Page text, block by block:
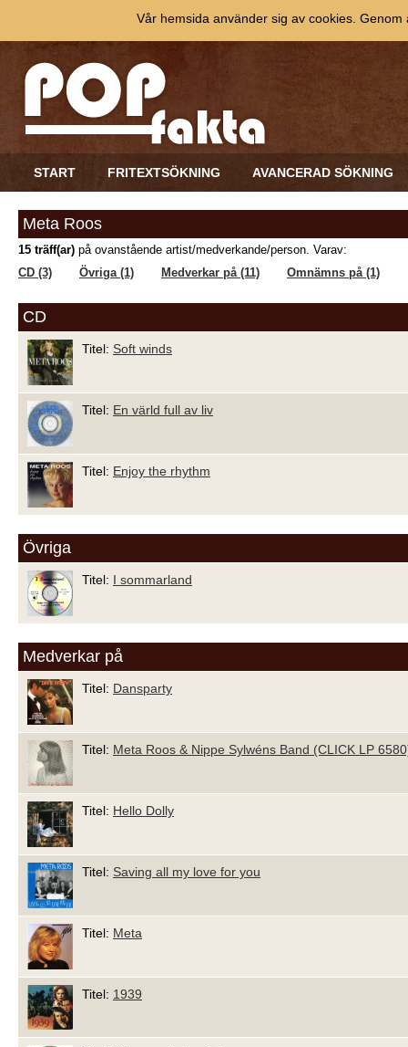
START FRITEXTSÖKNING AVANCERAD SÖKNING
Meta Roos
15 träff(ar) på ovanstående artist/medverkande/person. Varav:
CD (3)
Övriga (1) Medverkar på (11) Omnämns på (1)
CD
Titel: Soft winds
Titel: En värld full av liv
Titel: Enjoy the rhythm
Övriga
Titel: I sommarland
Medverkar på
Titel: Dansparty
Titel: Meta Roos & Nippe Sylwéns Band (CLICK LP
Titel: Hello Dolly
Titel: Saving all my love for you
Titel: Meta
Titel: 1939
Vår hemsida använder sig av cookies.